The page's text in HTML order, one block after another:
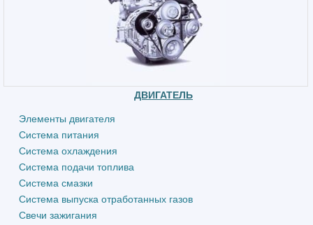
ДВИГАТЕЛЬ
Элементы двигателя
Система питания
Система охлаждения
Система подачи топлива
Система смазки
Система выпуска отработанных газов
Свечи зажигания